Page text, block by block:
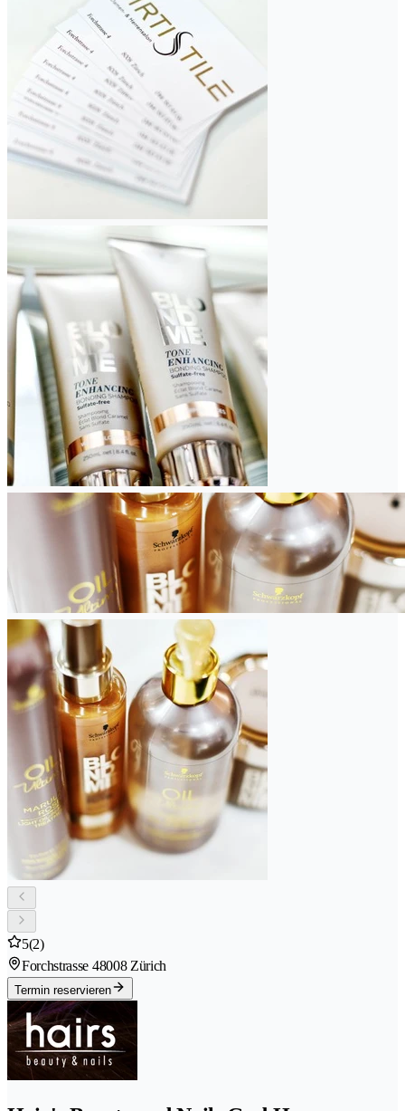
5(2)
Forchstrasse 48008 Zürich
Termin reservieren